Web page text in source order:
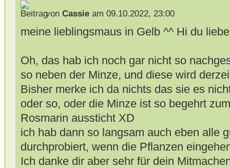
von Cassieam 09.10.2022, 23:00
meine lieblingsmaus in Gelb ^^ Hi du
Oh, das hab ich noch gar nicht so
so neben der Minze, und diese wird
Bisher merke ich da nichts das sie es
oder so, oder die Minze ist so begehrt
Rosmarin aussticht XD
ich hab dann so langsam auch eben alle
durchprobiert, wenn die Pflanzen
Ich danke dir aber sehr für dein